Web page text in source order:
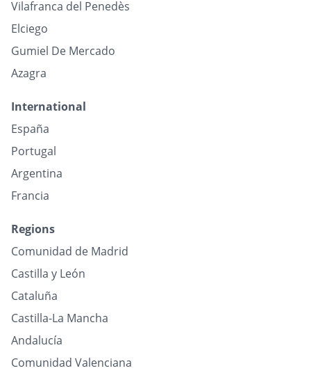
Vilafranca del Penedès
Elciego
Gumiel De Mercado
Azagra
International
España
Portugal
Argentina
Francia
Regions
Comunidad de Madrid
Castilla y León
Cataluña
Castilla-La Mancha
Andalucía
Comunidad Valenciana